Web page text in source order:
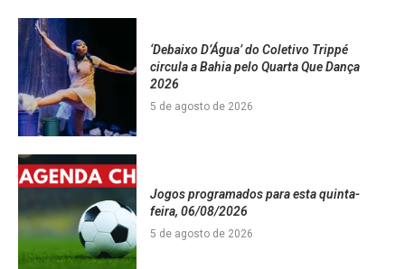
‘Debaixo D’Água’ do Coletivo Trippé
circula a Bahia pelo Quarta Que Dança
2026
5 de agosto de 2026
Jogos programados para esta quinta-
feira, 06/08/2026
5 de agosto de 2026